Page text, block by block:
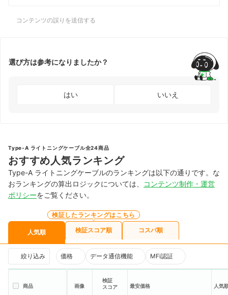
コンテンツの誤りを送信する
選び方は参考になりましたか？
はい いいえ
Type-A ライトニングケーブル全24商品
おすすめ人気ランキング
Type-A ライトニングケーブルのランキングは以下の通りです。な
おランキングの算出ロジックについては、
コンテンツ制作・運営
ポリシーをご覧ください。
人気順
検証したランキングはこちら
検証スコア順 コスパ順
絞り込み 価格 データ通信機能 MFi認証
商品 画像
検証
スコア
最安価格 人気